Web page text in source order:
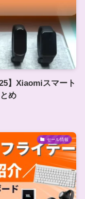
】Xiaomiスマート
め
セール情報